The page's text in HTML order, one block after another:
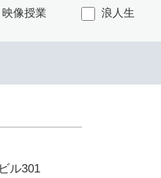
映像授業 浪人生
ル301